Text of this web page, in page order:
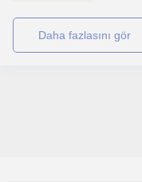
daha fazlasını gör